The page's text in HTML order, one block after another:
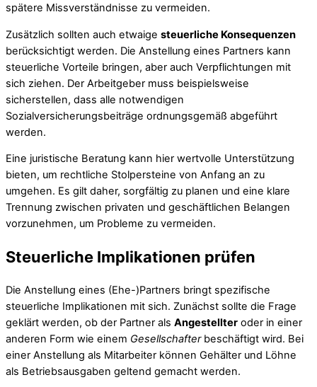
spätere Missverständnisse zu vermeiden.
Zusätzlich sollten auch etwaige steuerliche Konsequenzen
berücksichtigt werden. Die Anstellung eines Partners kann
steuerliche Vorteile bringen, aber auch Verpflichtungen mit
sich ziehen. Der Arbeitgeber muss beispielsweise
sicherstellen, dass alle notwendigen
Sozialversicherungsbeiträge ordnungsgemäß abgeführt
werden.
Eine juristische Beratung kann hier wertvolle Unterstützung
bieten, um rechtliche Stolpersteine von Anfang an zu
umgehen. Es gilt daher, sorgfältig zu planen und eine klare
Trennung zwischen privaten und geschäftlichen Belangen
vorzunehmen, um Probleme zu vermeiden.
Steuerliche Implikationen prüfen
Die Anstellung eines (Ehe-)Partners bringt spezifische
steuerliche Implikationen mit sich. Zunächst sollte die Frage
geklärt werden, ob der Partner als Angestellter oder in einer
anderen Form wie einem Gesellschafterbeschäftigt wird. Bei
einer Anstellung als Mitarbeiter können Gehälter und Löhne
als Betriebsausgaben geltend gemacht werden.